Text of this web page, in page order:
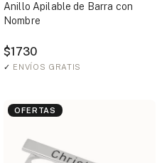
Anillo Apilable de Barra con
Nombre
$1730
✓ ENVÍOS GRATIS
OFERTAS